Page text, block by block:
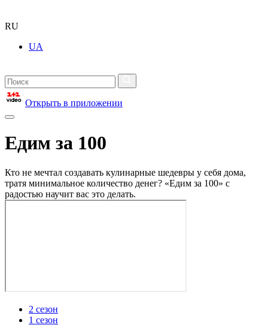
RU
UA
Открыть в приложении
Едим за 100
Кто не мечтал создавать кулинарные шедевры у себя дома,
тратя минимальное количество денег? «Едим за 100» с
радостью научит вас это делать.
2 сезон
1 сезон